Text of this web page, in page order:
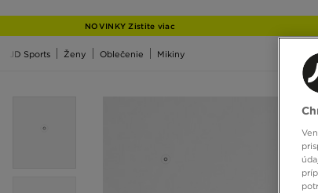
JD
NOVINKY Zistite viac
JD Sports Ženy Oblečenie Mikiny